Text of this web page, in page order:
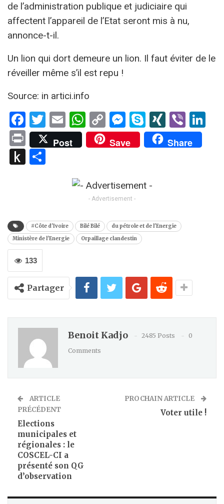
de l’administration publique et judiciaire qui
affectent l’appareil de l’Etat seront mis à nu,
annonce-t-il.
Un lion qui dort demeure un lion. Il faut éviter de le
réveiller même s’il est repu !
Source: in artici.info
Facebook
Twitter
EmailWhatsApp
Copy
Link
Messenger
SkypeXINGViber
PrintPost Save Share
Push
- Advertisement -
#Côte d'Ivoire Bilé Bilé
du pétrole et de l'Energie
Ministère de l'Energie
Orpaillage clandestin
133
Partager
Benoit Kadjo 2485 Posts
0
Comments
ARTICLE
PRÉCÉDENT
Elections
municipales et
régionales : le
COSCEL-CI a
présenté son QG
d’observation
PROCHAIN ARTICLE
Voter utile !